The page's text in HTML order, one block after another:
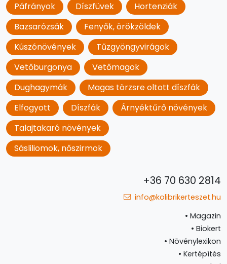
Páfrányok
Díszfüvek
Hortenziák
Bazsarózsák
Fenyők, örökzöldek
Kúszónövények
Tűzgyöngyvirágok
Vetőburgonya
Vetőmagok
Dughagymák
Magas törzsre oltott díszfák
Elfogyott
Díszfák
Árnyéktűrő növények
Talajtakaró növények
Sásliliomok, nőszirmok
+36 70 630 2814
info@kolibrikerteszet.hu
• Magazin
• Biokert
• Növénylexikon
• Kertépítés